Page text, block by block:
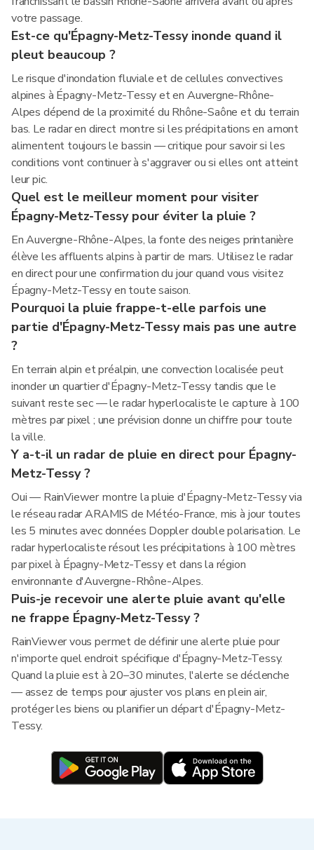
votre passage.
Est-ce qu'Épagny-Metz-Tessy inonde quand il
pleut beaucoup ?
Le risque d'inondation fluviale et de cellules convectives
alpines à Épagny-Metz-Tessy et en Auvergne-Rhône-
Alpes dépend de la proximité du Rhône-Saône et du terrain
bas. Le radar en direct montre si les précipitations en amont
alimentent toujours le bassin — critique pour savoir si les
conditions vont continuer à s'aggraver ou si elles ont atteint
leur pic.
Quel est le meilleur moment pour visiter
Épagny-Metz-Tessy pour éviter la pluie ?
En Auvergne-Rhône-Alpes, la fonte des neiges printanière
élève les affluents alpins à partir de mars. Utilisez le radar
en direct pour une confirmation du jour quand vous visitez
Épagny-Metz-Tessy en toute saison.
Pourquoi la pluie frappe-t-elle parfois une
partie d'Épagny-Metz-Tessy mais pas une autre
?
En terrain alpin et préalpin, une convection localisée peut
inonder un quartier d'Épagny-Metz-Tessy tandis que le
suivant reste sec — le radar hyperlocaliste le capture à 100
mètres par pixel ; une prévision donne un chiffre pour toute
la ville.
Y a-t-il un radar de pluie en direct pour Épagny-
Metz-Tessy ?
Oui — RainViewer montre la pluie d'Épagny-Metz-Tessy via
le réseau radar ARAMIS de Météo-France, mis à jour toutes
les 5 minutes avec données Doppler double polarisation. Le
radar hyperlocaliste résout les précipitations à 100 mètres
par pixel à Épagny-Metz-Tessy et dans la région
environnante d'Auvergne-Rhône-Alpes.
Puis-je recevoir une alerte pluie avant qu'elle
ne frappe Épagny-Metz-Tessy ?
RainViewer vous permet de définir une alerte pluie pour
n'importe quel endroit spécifique d'Épagny-Metz-Tessy.
Quand la pluie est à 20–30 minutes, l'alerte se déclenche
— assez de temps pour ajuster vos plans en plein air,
protéger les biens ou planifier un départ d'Épagny-Metz-
Tessy.